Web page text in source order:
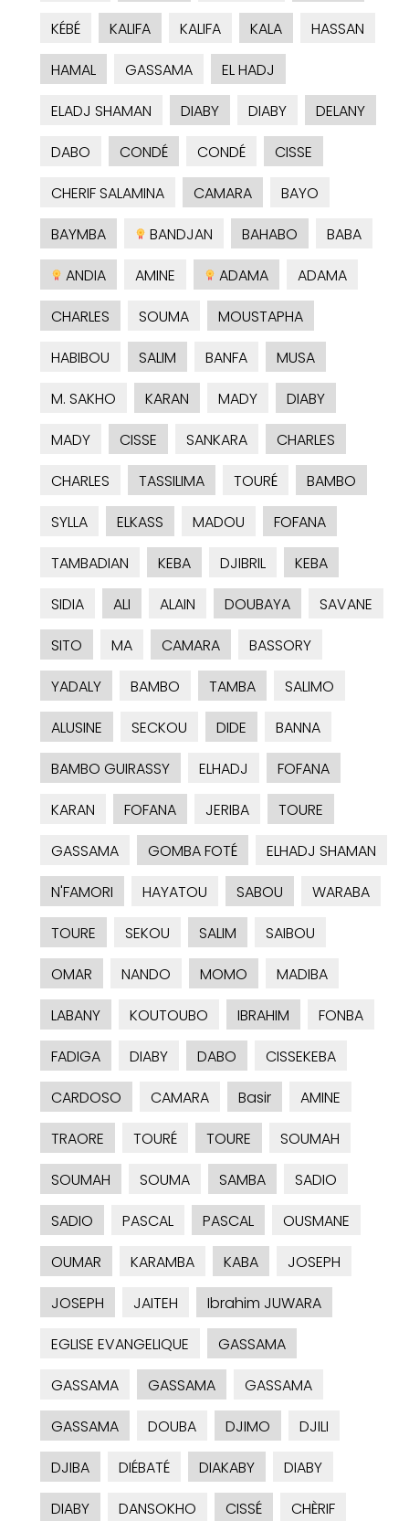
KÉBÉ KALIFA KALIFA KALA
HASSAN
HAMAL
GASSAMA
EL HADJ
ELADJ SHAMAN
DIABY DIABY
DELANY
DABO
CONDÉ CONDÉ
CISSE
CHERIF SALAMINA
CAMARA
BAYO
BAYMBA
BANDJAN BAHABO
BABA
ANDIA
AMINE ADAMA
ADAMA
CHARLES
SOUMA
MOUSTAPHA
HABIBOU
SALIM BANFA
MUSA
M. SAKHO
KARAN MADY
DIABY
MADY
CISSE SANKARA
CHARLES
CHARLES
TASSILIMA TOURÉ
BAMBO
SYLLA
ELKASS MADOU
FOFANA
TAMBADIAN
KEBA DJIBRIL
KEBA
SIDIA
ALI ALAIN DOUBAYA
SAVANE
SITO
MA CAMARA
BASSORY
YADALY
BAMBO TAMBA
SALIMO
ALUSINE
SECKOU DIDE
BANNA
BAMBO GUIRASSY
ELHADJ
FOFANA
KARAN
FOFANA JERIBA
TOURE
GASSAMA
GOMBA FOTÉ
ELHADJ SHAMAN
N'FAMORI
HAYATOU SABOU
WARABA
TOURE
SEKOU SALIM
SAIBOU
OMAR
NANDO MOMO
MADIBA
LABANY
KOUTOUBO IBRAHIM
FONBA
FADIGA
DIABY DABO
CISSEKEBA
CARDOSO
CAMARA Basir
AMINE
TRAORE
TOURÉ TOURE
SOUMAH
SOUMAH
SOUMA SAMBA
SADIO
SADIO
PASCAL PASCAL
OUSMANE
OUMAR
KARAMBA KABA
JOSEPH
JOSEPH
JAITEH
Ibrahim JUWARA
EGLISE EVANGELIQUE
GASSAMA
GASSAMA
GASSAMA
GASSAMA
GASSAMA
DOUBA DJIMO
DJILI
DJIBA
DIÉBATÉ DIAKABY
DIABY
DIABY
DANSOKHO CISSÉ
CHÈRIF